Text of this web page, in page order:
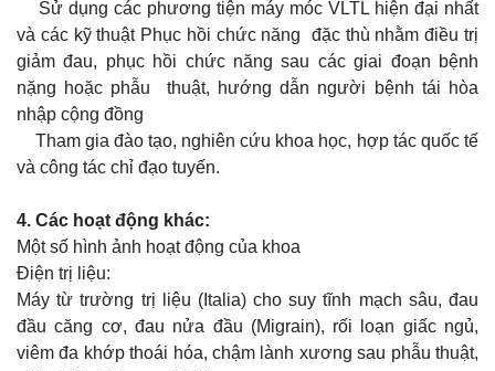
phục hồi chức năng.
Sử dụng các phương tiện máy móc VLTL hiện đại nhất
và các kỹ thuật Phục hồi chức năng đặc thù nhằm điều trị
giảm đau, phục hồi chức năng sau các giai đoạn bệnh
nặng hoặc phẫu thuật, hướng dẫn người bệnh tái hòa
nhập cộng đồng
Tham gia đào tạo, nghiên cứu khoa học, hợp tác quốc tế
4. Các hoạt động khác:
Một số hình ảnh hoạt động của khoa
Điện trị liệu:
Máy từ trường trị liệu (Italia) cho suy tĩnh mạch sâu, đau
đầu căng cơ, đau nửa đầu (Migrain), rối loạn giấc ngủ,